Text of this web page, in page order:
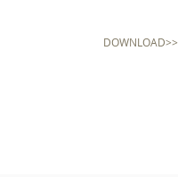
DOWNLOAD>>